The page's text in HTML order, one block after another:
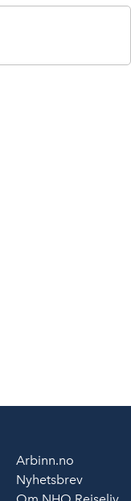
Arbinn.no
Nyhetsbrev